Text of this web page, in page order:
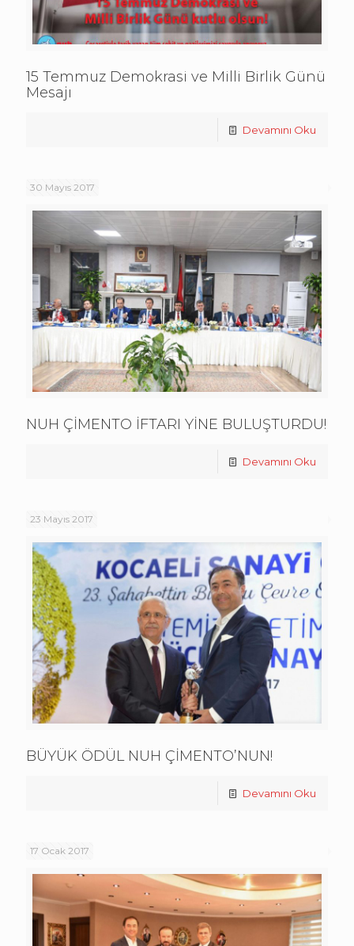
15 Temmuz Demokrasi ve Milli Birlik Günü
Mesajı
Devamını Oku
30 Mayıs 2017
NUH ÇİMENTO İFTARI YİNE BULUŞTURDU!
Devamını Oku
23 Mayıs 2017
BÜYÜK ÖDÜL NUH ÇİMENTO’NUN!
Devamını Oku
17 Ocak 2017